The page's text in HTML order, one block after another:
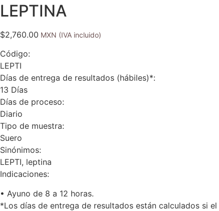
LEPTINA
$2,760.00
Código:
LEPTI
Días de entrega de resultados (hábiles)*:
13 Días
Días de proceso:
Diario
Tipo de muestra:
Suero
Sinónimos:
LEPTI, leptina
Indicaciones:
• Ayuno de 8 a 12 horas.
*Los días de entrega de resultados están calculados si